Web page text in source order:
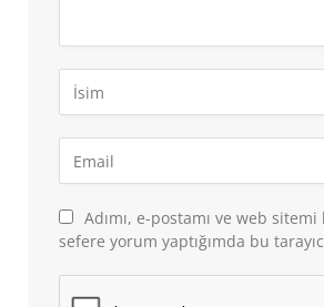
Adımı, e-postamı ve web
sefere yorum yaptığımda bu